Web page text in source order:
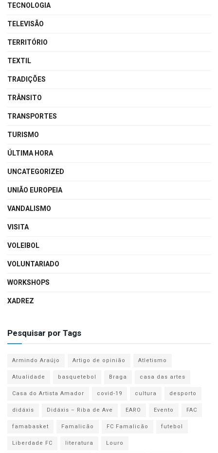
TECNOLOGIA
TELEVISÃO
TERRITÓRIO
TEXTIL
TRADIÇÕES
TRÂNSITO
TRANSPORTES
TURISMO
ÚLTIMA HORA
UNCATEGORIZED
UNIÃO EUROPEIA
VANDALISMO
VISITA
VOLEIBOL
VOLUNTARIADO
WORKSHOPS
XADREZ
Pesquisar por Tags
Armindo Araújo Artigo de opinião
Atletismo
Atualidade
basquetebol Braga
casa das artes
Casa do Artista Amador
covid-19 cultura
desporto
didáxis
Didáxis – Riba de Ave EARO Evento
FAC
famabasket
Famalicão FC Famalicão
futebol
Liberdade FC
literatura
Louro